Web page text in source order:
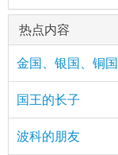
热点内容
金国、银国、铜国
国王的长子
波科的朋友